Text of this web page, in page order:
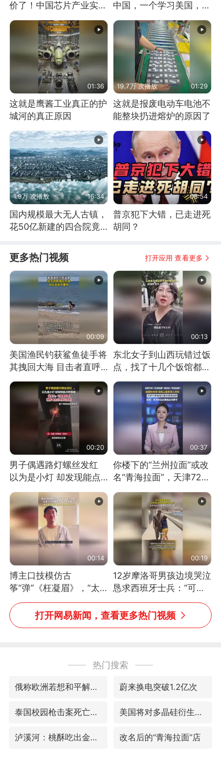
价了！中国芯片产业实现
怎样的逆袭？
中国，一个学习美国，结
果怎么样了？
01:36
这就是鹰酱工业真正的护
城河的真正原因
19.7万 次播放 01:29
这就是报废电动车电池不
能整块扔进熔炉的原因了
1.9万 次播放 16:34
国内规模最大无人古镇，
花50亿新建的四合院竟
08:54
普京犯下大错，已走进死
胡同？
更多热门视频 打开应用 查看更多
00:09
美国渔民钓获鲨鱼徒手将
其拽回大海 目击者直呼
震惊 （视频来源：参考
消息）
00:13
东北女子到山西玩错过饭
点，找了十几个饭馆都没
开门：午休到几点
00:20
男子偶遇路灯螺丝发红
以为是小灯 却发现能点
燃香烟 当事人：已报警
处理
00:37
你楼下的“兰州拉面”或改
名“青海拉面”，天津72家
面馆已集体更换招牌
00:14
博主口技模仿古
筝“弹”《枉凝眉》，“太
像了～你是吃古筝长大的
吗？”“或将成为首位考级
不带古筝的选手。”（来
00:19
12岁摩洛哥男孩边境哭泣
恳求西班牙士兵：“可不
可以不要把我遣返回国”
打开网易新闻，查看更多热门视频
热门搜索
俄称欧洲若想和平解决冲突应停止援乌 蔚来换电突破1.2亿次
泰国校园枪击案死亡人数升至7人 美国将对多晶硅衍生品加征15%关税
泸溪河：桃酥吃出金属牙冠视频不实 改名后的“青海拉面”店